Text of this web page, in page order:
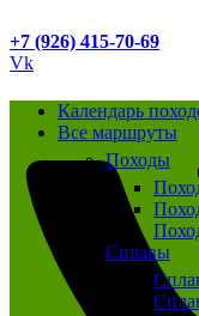
+7 (926) 415-70-69
Vk
Календарь
Все маршруты
Походы
Сплавы